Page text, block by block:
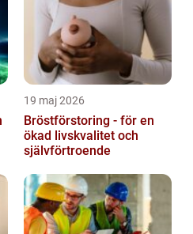
19 maj 2026
Bröstförstoring - för en
ökad livskvalitet och
självförtroende